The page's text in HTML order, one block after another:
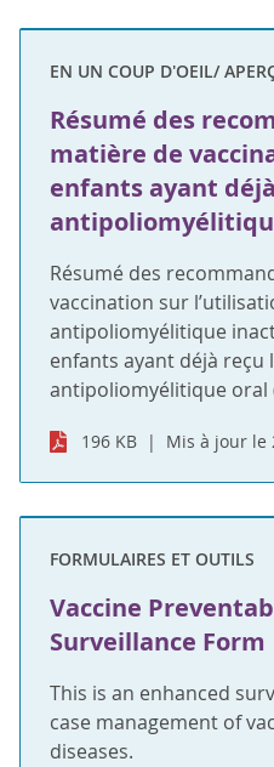
EN UN COUP D'OEIL/
Résumé des
matière de
enfants ayant
Résumé des
vaccination sur
antipoliomyélitique
enfants ayant déjà reçu
antipoliomyélitique oral
196 KB Mis à jour le
FORMULAIRES ET OUTILS
Vaccine
Surveillance Form
This is an enhanced
case management of
diseases.